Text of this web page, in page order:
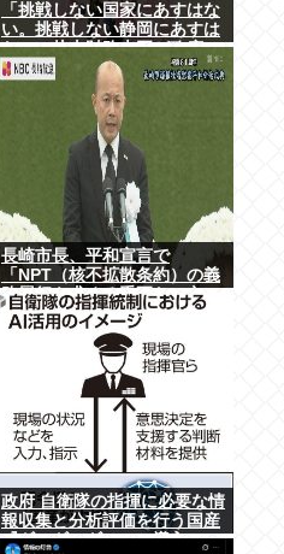
「挑戦しない国家にあすはな
い。挑戦しない静岡にあすは
ない」片山財務大臣が政府の
成長戦略など講演=静岡市葵
長崎市長、平和宣言で
「NPT（核不拡散条約）の義
務履行を求める重要な一文」
を読み飛ばす痛恨のミス
政府 自衛隊の指揮に必要な情
報収集と分析評価を行う国産
『ギョギョギョAI』導入へ